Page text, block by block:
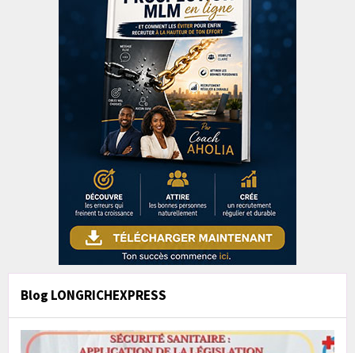
Blog LONGRICHEXPRESS